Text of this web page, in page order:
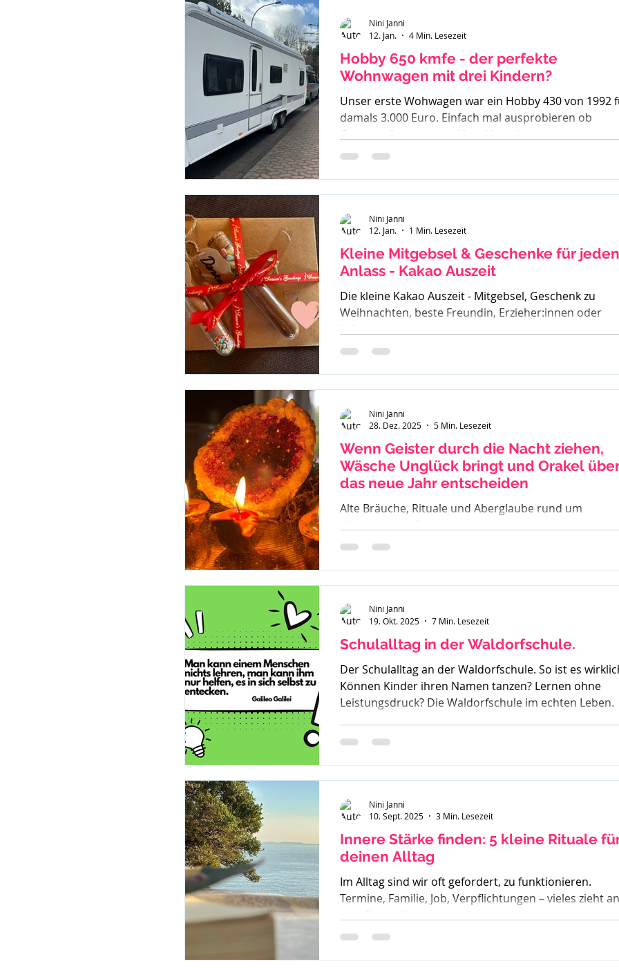
Hobby 650 kmfe - der perfekte
Wohnwagen mit drei Kindern?
Unser erste Wohwagen war ein Hobby 430 von 1992
damals 3.000 Euro. Einfach mal ausprobieren ob
Camping funktioniert. Mein Mann kannte es gar nicht,
ich bin mit Wohnwagen und Wohnmobilen groß
Baujahr 2012 Als unser großer Sohn geboren wurde
sind wir auch noch mit diesem 30 Jahre alten Hobby
und haben schnell gemerkt - der ist zu klein. Also
wir uns einen Fendt 470 gekauft. Solide, gut verarbeitet
und passend für
Nini Janni
12. Jan.
4 Min. Lesezeit
Kleine Mitgebsel & Geschenke für jeden
Anlass - Kakao Auszeit
Die kleine Kakao Auszeit - Mitgebsel, Geschenk zu
Weihnachten, beste Freundin, Erzieher:innen oder
Lehrer.
Nini Janni
12. Jan.
1 Min. Lesezeit
Wenn Geister durch die Nacht ziehen,
Wäsche Unglück bringt und Orakel
das neue Jahr entscheiden
Alte Bräuche, Rituale und Aberglaube rund um
Weihnachten, Rauhnächte und den Jahreswechsel –
warum früher vieles verboten war und was davon bis
Nini Janni
28. Dez. 2025
5 Min. Lesezeit
Schulalltag in der Waldorfschule.
Der Schulalltag an der Waldorfschule. So ist es
Können Kinder ihren Namen tanzen? Lernen ohne
Leistungsdruck? Die Waldorfschule im echten Leben.
Nini Janni
19. Okt. 2025
7 Min. Lesezeit
Innere Stärke finden: 5 kleine Rituale
deinen Alltag
Im Alltag sind wir oft gefordert, zu funktionieren.
Termine, Familie, Job, Verpflichtungen – vieles zieht an
uns. Dabei übersehen wir...
Nini Janni
10. Sept. 2025
3 Min. Lesezeit